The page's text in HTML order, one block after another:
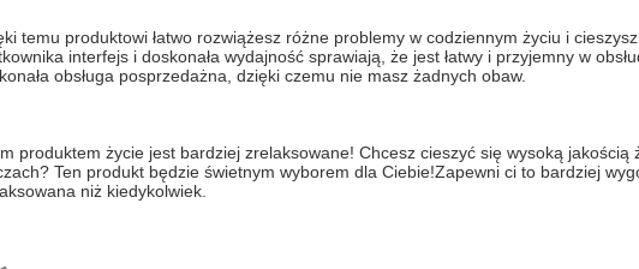
temu produktowi łatwo rozwiążesz różne problemy w codziennym życiu i
interfejs i doskonała wydajność sprawiają, że jest łatwy i przyjemny w
obsługa posprzedażna, dzięki czemu nie masz żadnych obaw.
produktem życie jest bardziej zrelaksowane! Chcesz cieszyć się wysoką
Ten produkt będzie świetnym wyborem dla Ciebie!Zapewni ci to bardziej
niż kiedykolwiek.